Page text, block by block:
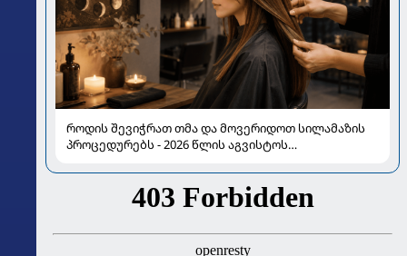
როდის შევიჭრათ თმა და მოვერიდოთ სილამაზის
პროცედურებს - 2026 წლის აგვისტოს